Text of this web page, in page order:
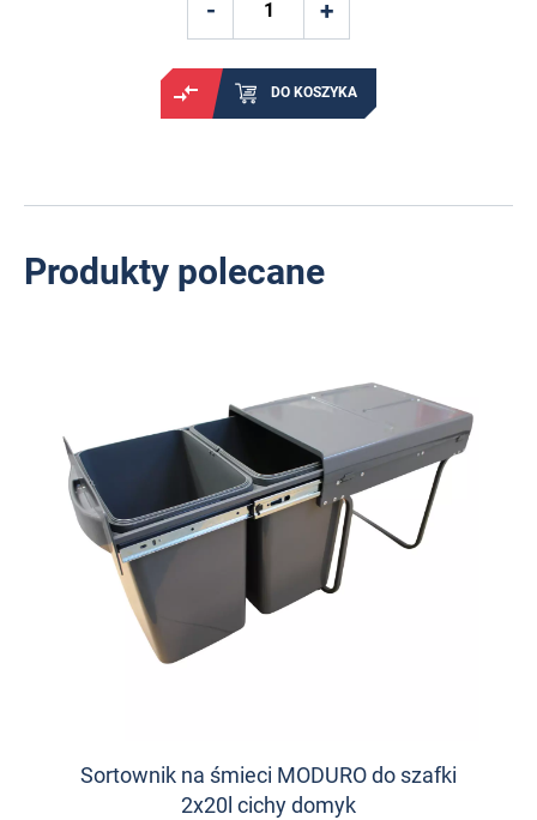
DO KOSZYKA
Produkty polecane
Sortownik na śmieci MODURO do szafki
2x20l cichy domyk